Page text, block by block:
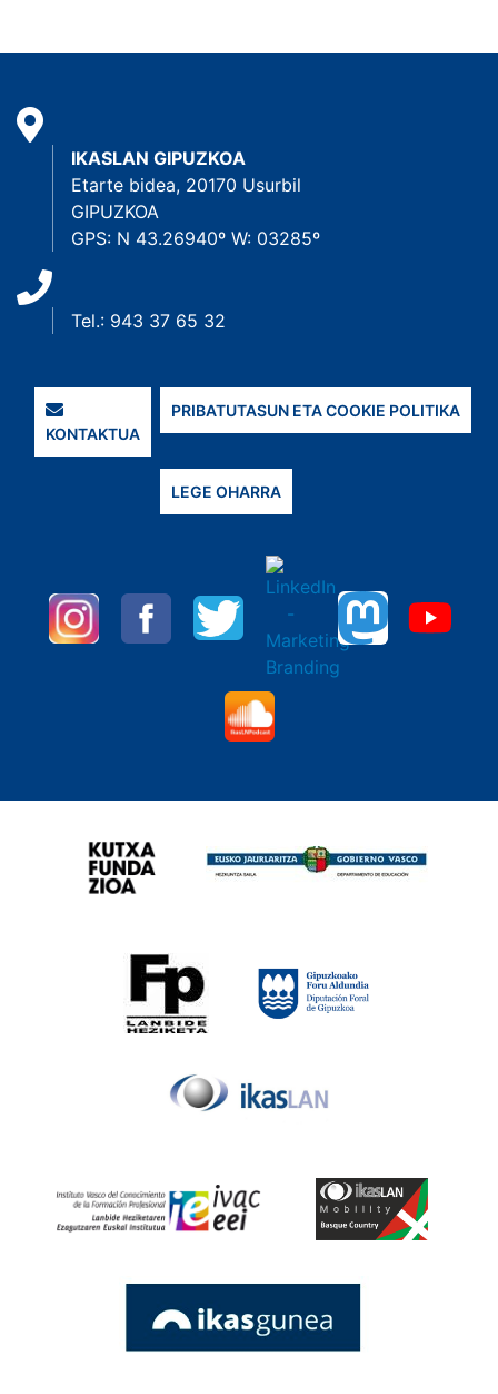
IKASLAN GIPUZKOA
Etarte bidea, 20170 Usurbil
GIPUZKOA
GPS: N 43.26940º W: 03285º
Tel.: 943 37 65 32
KONTAKTUA
PRIBATUTASUN ETA COOKIE POLITIKA
LEGE OHARRA